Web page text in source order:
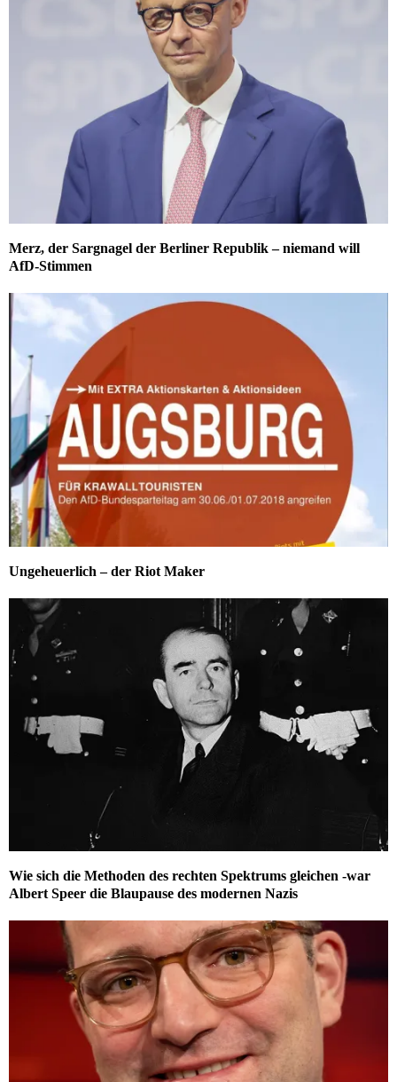
Merz, der Sargnagel der Berliner Republik – niemand will
AfD-Stimmen
Ungeheuerlich – der Riot Maker
Wie sich die Methoden des rechten Spektrums gleichen -war
Albert Speer die Blaupause des modernen Nazis